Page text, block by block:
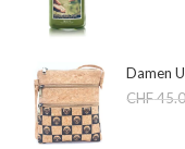
Damen
CHF